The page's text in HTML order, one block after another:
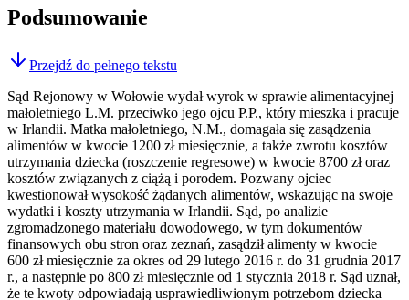
Podsumowanie
Przejdź do pełnego tekstu
Sąd Rejonowy w Wołowie wydał wyrok w sprawie alimentacyjnej
małoletniego L.M. przeciwko jego ojcu P.P., który mieszka i pracuje
w Irlandii. Matka małoletniego, N.M., domagała się zasądzenia
alimentów w kwocie 1200 zł miesięcznie, a także zwrotu kosztów
utrzymania dziecka (roszczenie regresowe) w kwocie 8700 zł oraz
kosztów związanych z ciążą i porodem. Pozwany ojciec
kwestionował wysokość żądanych alimentów, wskazując na swoje
wydatki i koszty utrzymania w Irlandii. Sąd, po analizie
zgromadzonego materiału dowodowego, w tym dokumentów
finansowych obu stron oraz zeznań, zasądził alimenty w kwocie
600 zł miesięcznie za okres od 29 lutego 2016 r. do 31 grudnia 2017
r., a następnie po 800 zł miesięcznie od 1 stycznia 2018 r. Sąd uznał,
że te kwoty odpowiadają usprawiedliwionym potrzebom dziecka